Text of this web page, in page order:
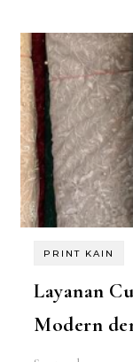
PRINT KAIN
Layanan
Modern